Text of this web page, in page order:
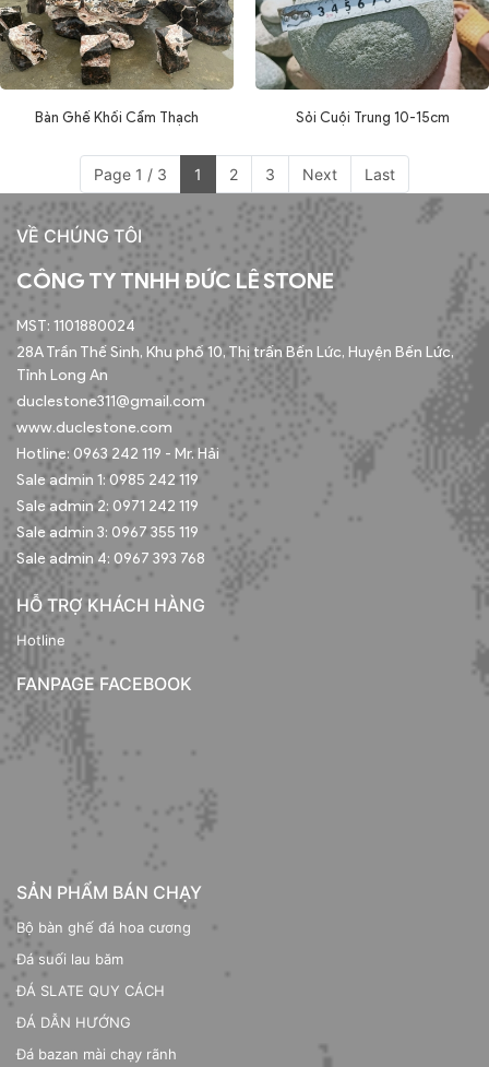
Bàn Ghế Khối Cẩm Thạch Sỏi Cuội Trung 10-15cm
Page 1 / 3 1 2 3 Next Last
VỀ CHÚNG TÔI
CÔNG TY TNHH ĐỨC LÊ STONE
MST: 1101880024
28A Trần Thế Sinh, Khu phố 10, Thị trấn Bến Lức, Huyện Bến Lức,
Tỉnh Long An
duclestone311@gmail.com
www.duclestone.com
Hotline: 0963 242 119 - Mr. Hải
Sale admin 1: 0985 242 119
Sale admin 2: 0971 242 119
Sale admin 3: 0967 355 119
Sale admin 4: 0967 393 768
HỖ TRỢ KHÁCH HÀNG
Hotline
FANPAGE FACEBOOK
SẢN PHẨM BÁN CHẠY
Bộ bàn ghế đá hoa cương
Đá suối lau băm
ĐÁ SLATE QUY CÁCH
ĐÁ DẪN HƯỚNG
Đá bazan mài chạy rãnh